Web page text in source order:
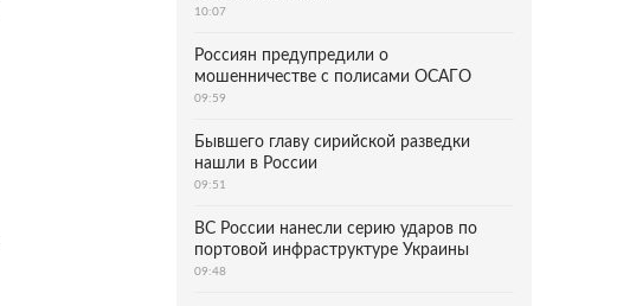
10:07
Россиян предупредили о
мошенничестве с полисами ОСАГО
09:59
Бывшего главу сирийской разведки
нашли в России
09:51
ВС России нанесли серию ударов по
портовой инфраструктуре Украины
09:48